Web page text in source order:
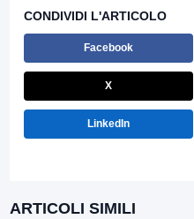
CONDIVIDI L'ARTICOLO
Facebook
X
LinkedIn
ARTICOLI SIMILI